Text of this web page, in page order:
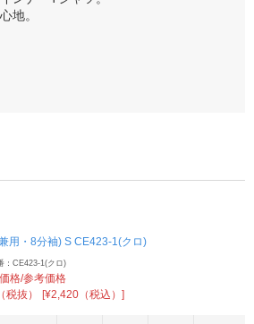
地。
用・8分袖) S CE423-1(クロ)
：CE423-1(クロ)
格/参考価格
（税抜） [¥2,420（税込）]